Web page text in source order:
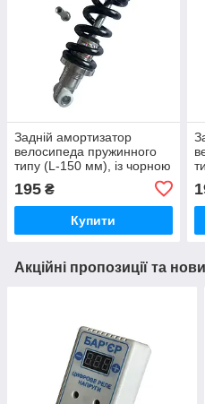
Задній амортизатор
велосипеда пружинного
типу (L-150 мм), із чорною
195 ₴
Купити
Акційні пропозиції та